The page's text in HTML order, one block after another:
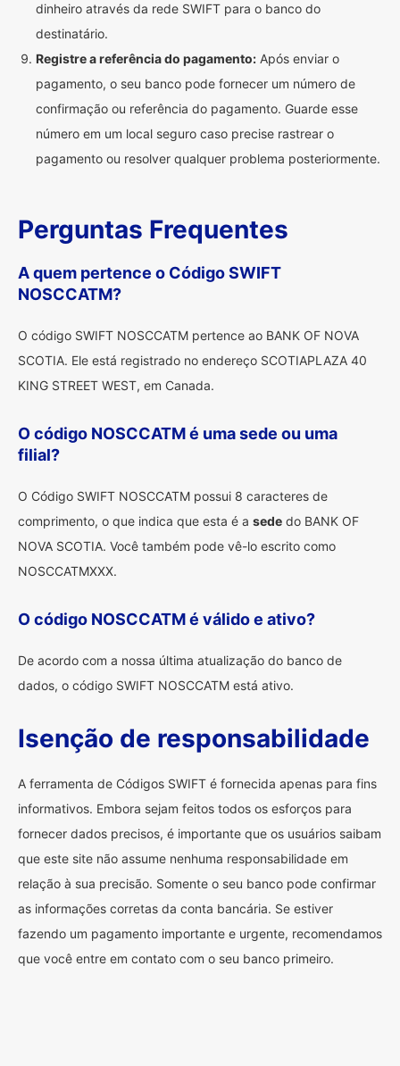
dinheiro através da rede SWIFT para o banco do
destinatário.
Registre a referência do pagamento: Após enviar o
pagamento, o seu banco pode fornecer um número de
confirmação ou referência do pagamento. Guarde esse
número em um local seguro caso precise rastrear o
pagamento ou resolver qualquer problema posteriormente.
Perguntas Frequentes
A quem pertence o Código SWIFT
NOSCCATM?
O código SWIFT NOSCCATM pertence ao BANK OF NOVA
SCOTIA. Ele está registrado no endereço SCOTIAPLAZA 40
KING STREET WEST, em Canada.
O código NOSCCATM é uma sede ou uma
filial?
O Código SWIFT NOSCCATM possui 8 caracteres de
comprimento, o que indica que esta é a sede do BANK OF
NOVA SCOTIA. Você também pode vê-lo escrito como
NOSCCATMXXX.
O código NOSCCATM é válido e ativo?
De acordo com a nossa última atualização do banco de
dados, o código SWIFT NOSCCATM está ativo.
Isenção de responsabilidade
A ferramenta de Códigos SWIFT é fornecida apenas para fins
informativos. Embora sejam feitos todos os esforços para
fornecer dados precisos, é importante que os usuários saibam
que este site não assume nenhuma responsabilidade em
relação à sua precisão. Somente o seu banco pode confirmar
as informações corretas da conta bancária. Se estiver
fazendo um pagamento importante e urgente, recomendamos
que você entre em contato com o seu banco primeiro.